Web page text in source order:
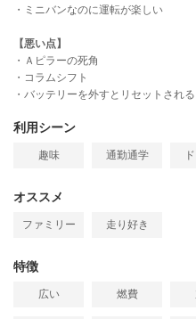
・ミニバンなのに運転が楽しい
【悪い点】
・Ａピラーの死角
・コラムシフト
・バッテリーを外すとリセットされ
利用シーン
趣味 通勤通学
オススメ
ファミリー 走り好き
特徴
広い 燃費